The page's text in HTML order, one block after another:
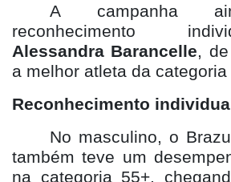
A campanha
reconhecimento
Alessandra Barancelle,
a melhor atleta da
Reconhecimento
No masculino, o
também teve um
na categoria 55+,